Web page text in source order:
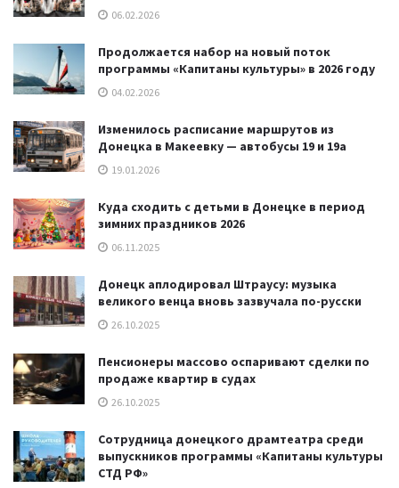
06.02.2026
Продолжается набор на новый поток
программы «Капитаны культуры» в 2026 году
04.02.2026
Изменилось расписание маршрутов из
Донецка в Макеевку — автобусы 19 и 19а
19.01.2026
Куда сходить с детьми в Донецке в период
зимних праздников 2026
06.11.2025
Донецк аплодировал Штраусу: музыка
великого венца вновь зазвучала по-русски
26.10.2025
Пенсионеры массово оспаривают сделки по
продаже квартир в судах
26.10.2025
Сотрудница донецкого драмтеатра среди
выпускников программы «Капитаны культуры
СТД РФ»